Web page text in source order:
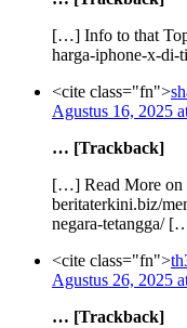
[…] Info to that
harga-iphone-x-
<cite class="fn">
Agustus 16, 2025
… [Trackback]
[…] Read More on
beritaterkini.biz/
negara-tetangga/
<cite class="fn">
Agustus 26, 2025
… [Trackback]